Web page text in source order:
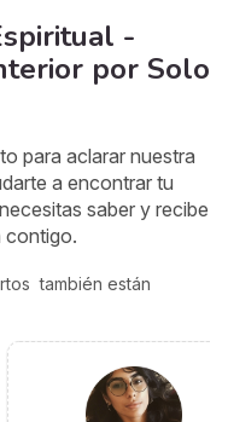
-
por Solo
para aclarar nuestra
a encontrar tu
saber y recibe
contigo.
también están